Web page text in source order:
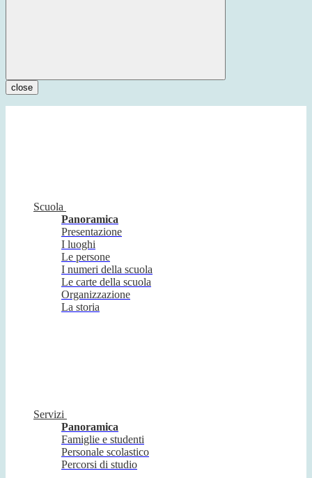
close
Scuola
Panoramica
Presentazione
I luoghi
Le persone
I numeri della scuola
Le carte della scuola
Organizzazione
La storia
Servizi
Panoramica
Famiglie e studenti
Personale scolastico
Percorsi di studio